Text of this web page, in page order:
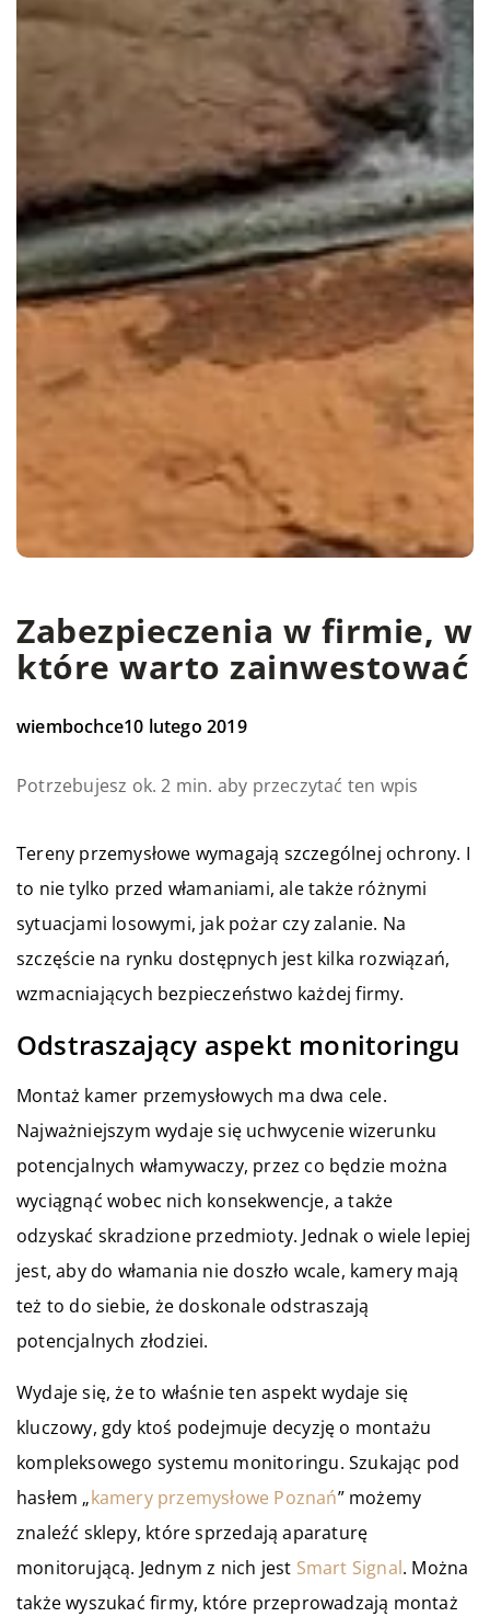
Zabezpieczenia w firmie, w
które warto zainwestować
wiembochce10 lutego 2019
Potrzebujesz ok. 2 min. aby przeczytać ten wpis
Tereny przemysłowe wymagają szczególnej ochrony. I
to nie tylko przed włamaniami, ale także różnymi
sytuacjami losowymi, jak pożar czy zalanie. Na
szczęście na rynku dostępnych jest kilka rozwiązań,
wzmacniających bezpieczeństwo każdej firmy.
Odstraszający aspekt monitoringu
Montaż kamer przemysłowych ma dwa cele.
Najważniejszym wydaje się uchwycenie wizerunku
potencjalnych włamywaczy, przez co będzie można
wyciągnąć wobec nich konsekwencje, a także
odzyskać skradzione przedmioty. Jednak o wiele lepiej
jest, aby do włamania nie doszło wcale, kamery mają
też to do siebie, że doskonale odstraszają
potencjalnych złodziei.
Wydaje się, że to właśnie ten aspekt wydaje się
kluczowy, gdy ktoś podejmuje decyzję o montażu
kompleksowego systemu monitoringu. Szukając pod
hasłem „kamery przemysłowe Poznań” możemy
znaleźć sklepy, które sprzedają aparaturę
monitorującą. Jednym z nich jest Smart Signal. Można
także wyszukać firmy, które przeprowadzają montaż